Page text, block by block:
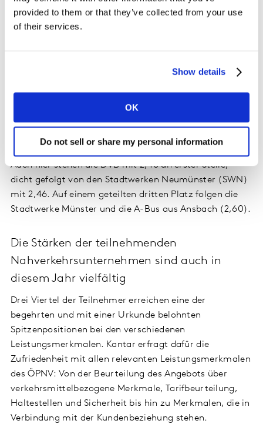
provided to them or that they’ve collected from your use
of their services.
Show details
OK
Do not sell or share my personal information
Wegfall von Wegen und der Angst vor Ansteckung als
Hauptgründe für das Meiden des ÖPNV.
Faktoren in unterschiedlicher Stärke ab. Neben den –
bekannten – wichtigen Faktoren wie Angebot, Preis-
Leistungs-Verhältnis und Pünktlichkeit ist in diesem
Jahr zusätzlich die Zufriedenheit mit dem
Auch hier stehen die DVB mit 2,46 an erster Stelle,
dicht gefolgt von den Stadtwerken Neumünster (SWN)
mit 2,46. Auf einem geteilten dritten Platz folgen die
Stadtwerke Münster und die A-Bus aus Ansbach (2,60).
Die Stärken der teilnehmenden
Nahverkehrsunternehmen sind auch in
diesem Jahr vielfältig
Drei Viertel der Teilnehmer erreichen eine der
begehrten und mit einer Urkunde belohnten
Spitzenpositionen bei den verschiedenen
Leistungsmerkmalen. Kantar erfragt dafür die
Zufriedenheit mit allen relevanten Leistungsmerkmalen
des ÖPNV: Von der Beurteilung des Angebots über
verkehrsmittelbezogene Merkmale, Tarifbeurteilung,
Haltestellen und Sicherheit bis hin zu Merkmalen, die in
Verbindung mit der Kundenbeziehung stehen.